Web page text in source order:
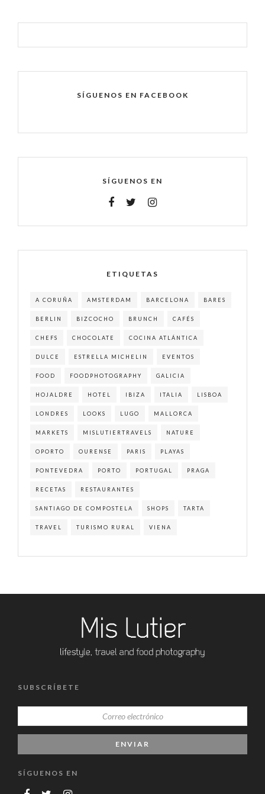
SÍGUENOS EN FACEBOOK
SÍGUENOS EN
ETIQUETAS
A CORUÑA AMSTERDAM BARCELONA BARES
BERLIN BIZCOCHO BRUNCH CAFÉS
CHEFS CHOCOLATE COCINA ATLÁNTICA
DULCE ESTRELLA MICHELIN EVENTOS
FOOD FOODPHOTOGRAPHY GALICIA
HOJALDRE HOTEL IBIZA ITALIA LISBOA
LONDRES LOOKS LUGO MALLORCA
MARKETS MISLUTIERTRAVELS NATURE
OPORTO OURENSE PARIS PLAYAS
PONTEVEDRA PORTO PORTUGAL PRAGA
RECETAS RESTAURANTES
SANTIAGO DE COMPOSTELA SHOPS TARTA
TRAVEL TURISMO RURAL VIENA
SUBSCRÍBETE
SÍGUENOS EN